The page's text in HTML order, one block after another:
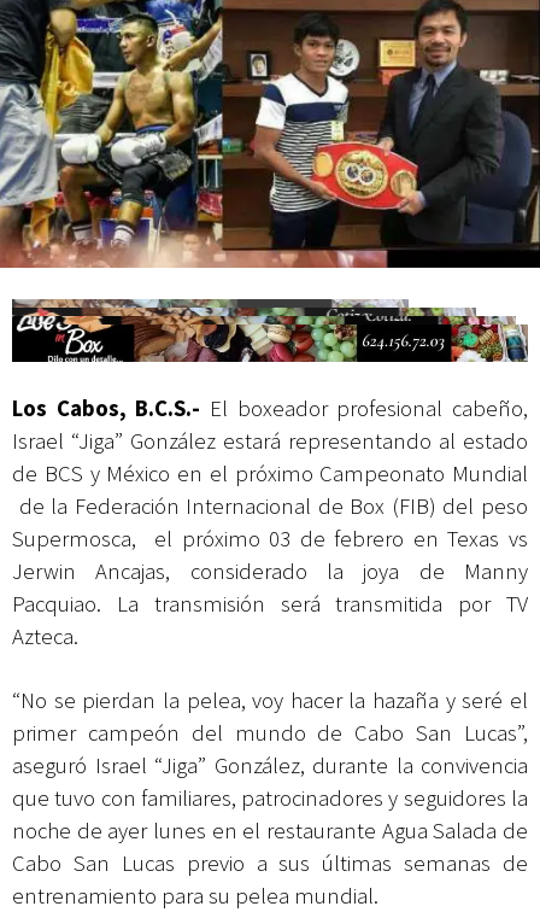
Campesina
Los Cabos, B.C.S.- El boxeador profesional cabeño,
Israel “Jiga” González estará representando al estado
de BCS y México en el próximo Campeonato Mundial
de la Federación Internacional de Box (FIB) del peso
Supermosca, el próximo 03 de febrero en Texas vs
Jerwin Ancajas, considerado la joya de Manny
Pacquiao. La transmisión será transmitida por TV
Azteca.
“No se pierdan la pelea, voy hacer la hazaña y seré el
primer campeón del mundo de Cabo San Lucas”,
aseguró Israel “Jiga” González, durante la convivencia
que tuvo con familiares, patrocinadores y seguidores la
noche de ayer lunes en el restaurante Agua Salada de
Cabo San Lucas previo a sus últimas semanas de
entrenamiento para su pelea mundial.